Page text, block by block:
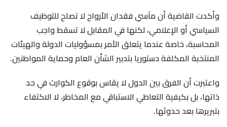
وأكدت القاضية أن مآسي فقدان الأرواح لا تصلح للتوظيف
السياسي أو الإعلامي، لكنها في المقابل لا تسقط واجب
المحاسبة، خاصة عندما يتعلق الأمر بمسؤوليات الدولة والهيئات
المنتخبة المكلفة دستوريا بتدبير الشأن العام وحماية المواطنين.
واعتبرت أن الفرق بين الدول لا يقاس بوقوع الكوارث في حد
ذاتها، بل بكيفية التعاطي الاستباقي مع المخاطر، لا الاكتفاء
بتبريرها بعد حدوثها.